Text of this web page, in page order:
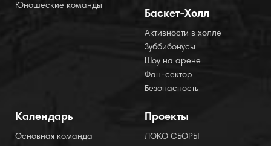
Юношеские команды
Баскет-Холл
Активности в холле
Зуббибонусы
Шоу на арене
Фан-сектор
Безопасность
Календарь
Основная команда
Проекты
ЛОКО СБОРЫ